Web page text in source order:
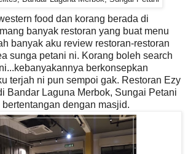
food dan korang berada di
banyak restoran yang buat menu
banyak aku review restoran-restoran
sunga petani ni. Korang boleh search
berkonsepkan
terjah ni pun sempoi gak. Restoran Ezy
Bandar Laguna Merbok, Sungai Petani
dengan masjid.